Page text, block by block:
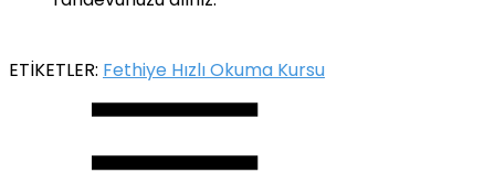
ETİKETLER: Fethiye Hızlı Okuma Kursu